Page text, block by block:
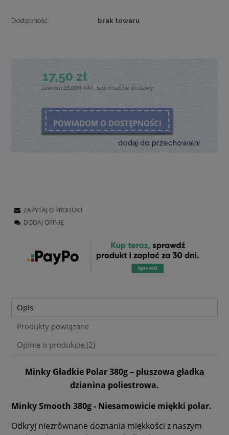
Dostępność: brak towaru
17,50 zł
zawiera 23.00% VAT, bez kosztów dostawy
POWIADOM O DOSTĘPNOŚCI
dodaj do przechowalni
ZAPYTAJ O PRODUKT
DODAJ OPINIĘ
Opis
Produkty powiązane
Opinie o produkcie (2)
Minky Gładkie Polar 380g – pluszowa gładka
dzianina poliestrowa.
Minky Smooth 380g - Niesamowicie miękki polar.
Odkryj niezrównane doznania miękkości z naszym